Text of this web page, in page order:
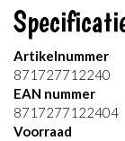
Artikelnummer
871727712240
EAN nummer
8717277122404
Voorraad